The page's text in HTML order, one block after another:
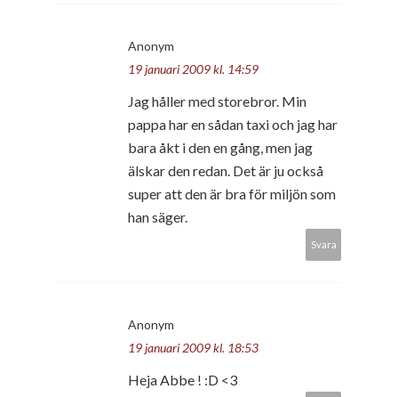
Anonym
19 januari 2009 kl. 14:59
Jag håller med storebror. Min
pappa har en sådan taxi och jag har
bara åkt i den en gång, men jag
älskar den redan. Det är ju också
super att den är bra för miljön som
han säger.
Svara
Anonym
19 januari 2009 kl. 18:53
Heja Abbe ! :D <3